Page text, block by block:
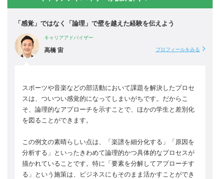
「感覚」ではなく「論理」で壁を越えた経験を伝えよう
キャリアアドバイザー
高橋 宙 プロフィールをみる
スポーツや音楽などの部活動において課題を解決したプロセ
スは、ついつい感覚的になってしまいがちです。だからこ
そ、論理的なアプローチを示すことで、ほかの学生と差別化
を図ることができます。
この例文の素晴らしい点は、「楽譜を細分化する」「原因を
分析する」といったきわめて論理的かつ具体的なプロセスが
描かれていることです。特に「要素を分解してアプローチす
る」という施策は、ビジネスにもそのまま活かすことができ